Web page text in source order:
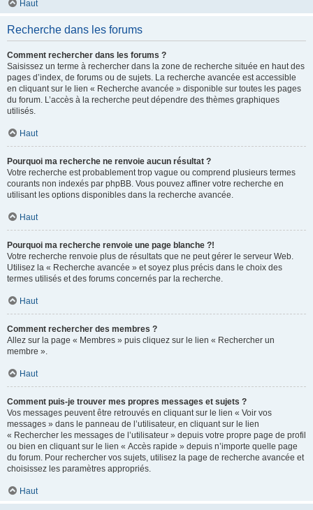
Haut
Recherche dans les forums
Comment rechercher dans les forums ?
Saisissez un terme à rechercher dans la zone de recherche située en haut des
pages d’index, de forums ou de sujets. La recherche avancée est accessible
en cliquant sur le lien « Recherche avancée » disponible sur toutes les pages
du forum. L’accès à la recherche peut dépendre des thèmes graphiques
utilisés.
Haut
Pourquoi ma recherche ne renvoie aucun résultat ?
Votre recherche est probablement trop vague ou comprend plusieurs termes
courants non indexés par phpBB. Vous pouvez affiner votre recherche en
utilisant les options disponibles dans la recherche avancée.
Haut
Pourquoi ma recherche renvoie une page blanche ?!
Votre recherche renvoie plus de résultats que ne peut gérer le serveur Web.
Utilisez la « Recherche avancée » et soyez plus précis dans le choix des
termes utilisés et des forums concernés par la recherche.
Haut
Comment rechercher des membres ?
Allez sur la page « Membres » puis cliquez sur le lien « Rechercher un
membre ».
Haut
Comment puis-je trouver mes propres messages et sujets ?
Vos messages peuvent être retrouvés en cliquant sur le lien « Voir vos
messages » dans le panneau de l’utilisateur, en cliquant sur le lien
« Rechercher les messages de l’utilisateur » depuis votre propre page de profil
ou bien en cliquant sur le lien « Accès rapide » depuis n’importe quelle page
du forum. Pour rechercher vos sujets, utilisez la page de recherche avancée et
choisissez les paramètres appropriés.
Haut